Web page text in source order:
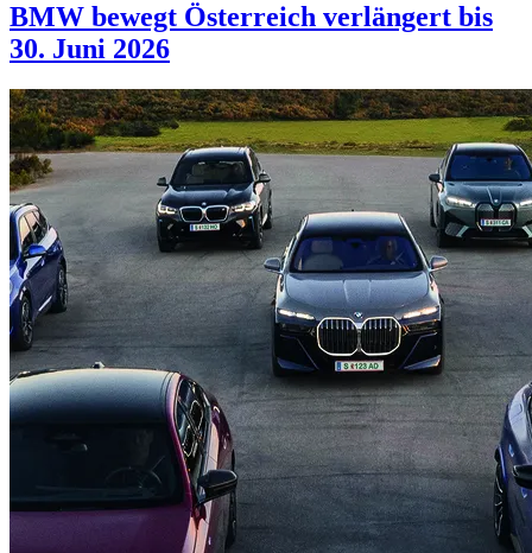
BMW bewegt Österreich verlängert bis
30. Juni 2026